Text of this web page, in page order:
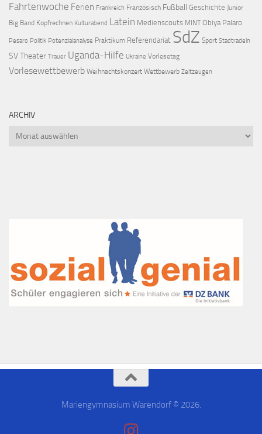
Fahrtenwoche Ferien Frankreich Französisch Fußball Geschichte Junior
Big Band Kopfrechnen Kulturabend Latein Medienscouts MINT Obiya Palaro
Pesaro Politik Potenzialanalyse Praktikum Referendariat SdZ Sport Stadtradeln
SVTheater Trauer Uganda-Hilfe Ukraine Vorlesetag
Vorlesewettbewerb Weihnachtskonzert Wettbewerb Zeitzeugen
ARCHIV
Mariengymnasium Warendorf © 2026.